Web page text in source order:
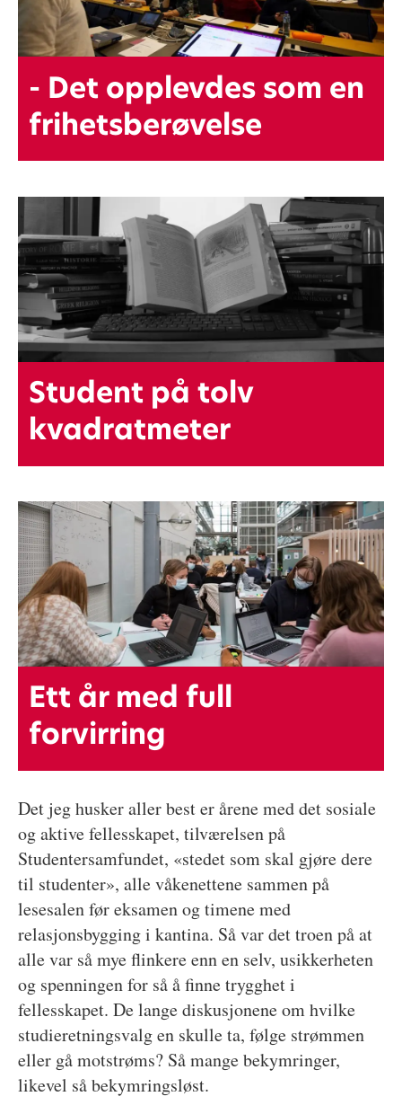
- Det opplevdes som en
frihetsberøvelse
Student på tolv
kvadratmeter
Ett år med full
forvirring
Det jeg husker aller best er årene med det sosiale
og aktive fellesskapet, tilværelsen på
Studentersamfundet, «stedet som skal gjøre dere
til studenter», alle våkenettene sammen på
lesesalen før eksamen og timene med
relasjonsbygging i kantina. Så var det troen på at
alle var så mye flinkere enn en selv, usikkerheten
og spenningen for så å finne trygghet i
fellesskapet. De lange diskusjonene om hvilke
studieretningsvalg en skulle ta, følge strømmen
eller gå motstrøms? Så mange bekymringer,
likevel så bekymringsløst.